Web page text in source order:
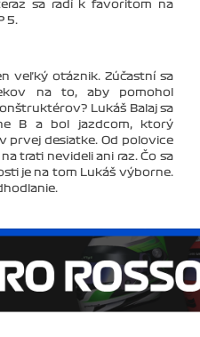
sa radí k favoritom na
5.
veľký otáznik. Zúčastní sa
na to, aby pomohol
Lukáš Balaj sa
B a bol jazdcom, ktorý
prvej desiatke. Od polovice
trati nevideli ani raz. Čo sa
je na tom Lukáš výborne.